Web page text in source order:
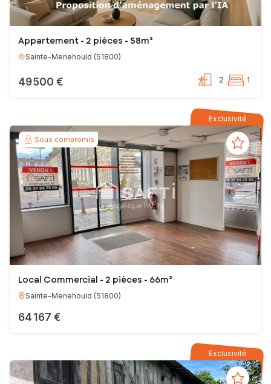
Appartement - 2 pièces - 58m²
Sainte-Menehould (51800)
49 500 € 2 1
Exclusivité
Sous compromis
Local Commercial - 2 pièces - 66m²
Sainte-Menehould (51800)
64 167 €
Exclusivité